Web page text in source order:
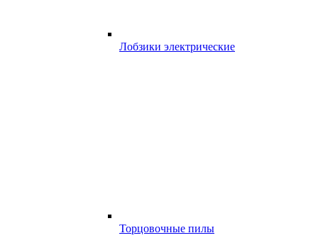
Лобзики электрические
Торцовочные пилы